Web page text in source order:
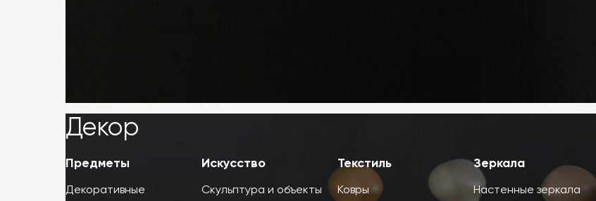
Декор
Декор
Предметы
Декоративные
Искусство
Скульптура и объекты
Текстиль
Ковры
Зеркала
Настенные зеркала